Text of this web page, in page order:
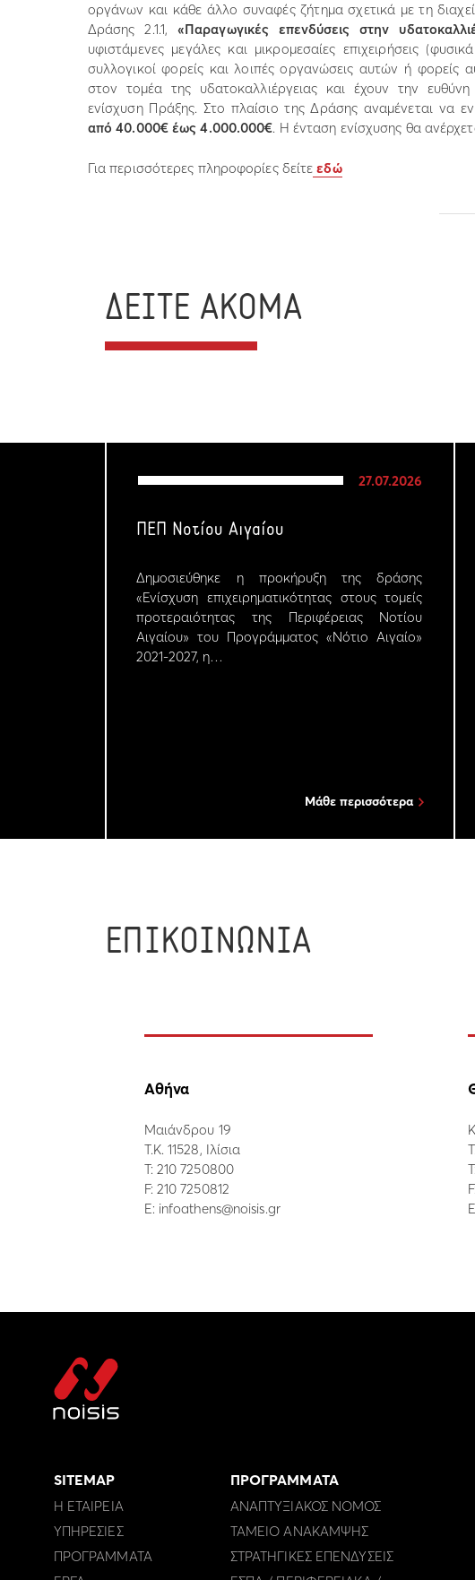
οργάνων και κάθε άλλο συναφές ζήτημα σχετικά με τη
Δράσης 2.1.1, «Παραγωγικές επενδύσεις στην
υφιστάμενες μεγάλες και μικρομεσαίες επιχειρήσεις
συλλογικοί φορείς και λοιπές οργανώσεις αυτών ή φορείς
στον τομέα της υδατοκαλλιέργειας και έχουν την
ενίσχυση Πράξης. Στο πλαίσιο της Δράσης αναμένεται να
από 40.000€ έως 4.000.000€. Η ένταση ενίσχυσης θα
Για περισσότερες πληροφορίες δείτε εδώ
ΔΕΙΤΕ ΑΚΟΜΑ
27.07.2026
ΠΕΠ Νοτίου Αιγαίου
Δημοσιεύθηκε η προκήρυξη της δράσης
«Ενίσχυση επιχειρηματικότητας στους τομείς
προτεραιότητας της Περιφέρειας Νοτίου
Αιγαίου» του Προγράμματος «Νότιο Αιγαίο»
2021-2027, η…
Μάθε περισσότερα
ΕΠΙΚΟΙΝΩΝΙΑ
Αθήνα
Μαιάνδρου 19
Τ.Κ. 11528, Ιλίσια
Τ: 210 7250800
F: 210 7250812
E: infoathens@noisis.gr
SITEMAP
Η ΕΤΑΙΡΕΙΑ
ΥΠΗΡΕΣΙΕΣ
ΠΡΟΓΡΑΜΜΑΤΑ
ΠΡΟΓΡΑΜΜΑΤΑ
ΑΝΑΠΤΥΞΙΑΚΟΣ ΝΟΜΟΣ
ΤΑΜΕΙΟ ΑΝΑΚΑΜΨΗΣ
ΣΤΡΑΤΗΓΙΚΕΣ ΕΠΕΝΔΥΣΕΙΣ